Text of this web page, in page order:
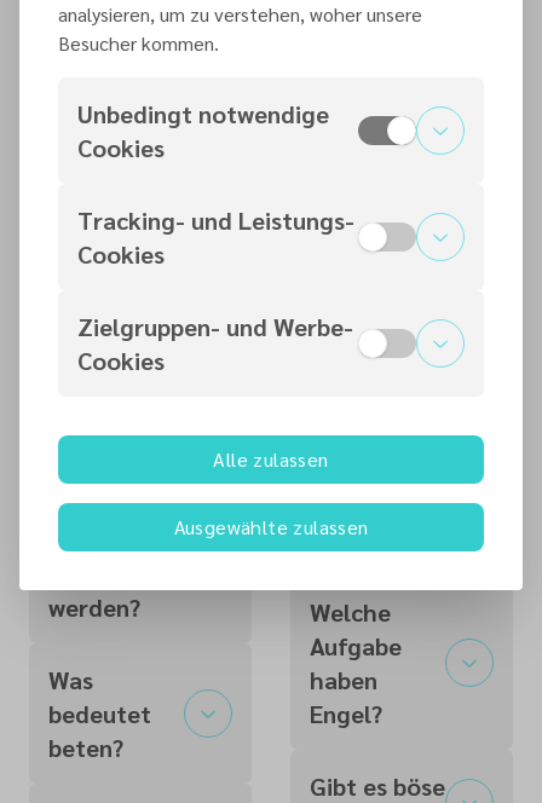
die Existenz
Gottes
Warum
Leid und
Tod zu?
Kennt Gott
mich?
Muss ich
Gott
gehorsam
sein, um
werden?
Was
bedeutet
beten?
Gebote
Gibt es ein
dem Tod?
Menschen
Seele?
Gibt es
Engel?
Welche
Aufgabe
haben
Engel?
Gibt es böse
analysieren, um zu verstehen, woher unsere
Besucher kommen.
Unbedingt notwendige
Cookies
Tracking- und Leistungs-
Cookies
Zielgruppen- und Werbe-
Cookies
Alle zulassen
Ausgewählte zulassen